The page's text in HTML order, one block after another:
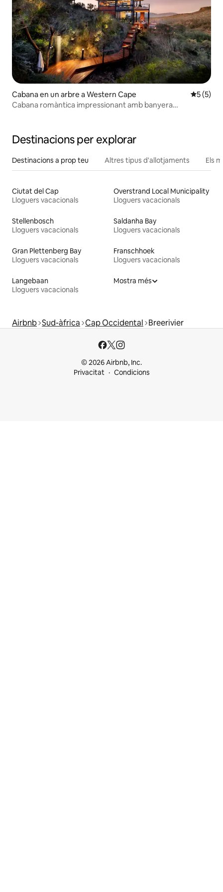
Cabana en un arbre a Western Cape 5 de
5 (5)
Cabana romàntica impressionant amb banyera
Destinacions per explorar
Destinacions a prop teu Altres tipus d'allotjaments Els
Ciutat del Cap
Lloguers vacacionals
Overstrand Local Municipality
Lloguers vacacionals
Stellenbosch
Lloguers vacacionals
Saldanha Bay
Lloguers vacacionals
Gran Plettenberg Bay
Lloguers vacacionals
Franschhoek
Lloguers vacacionals
Langebaan
Lloguers vacacionals
Mostra més
Airbnb Sud-àfrica Cap Occidental Breerivier
© 2026 Airbnb, Inc.
Privacitat
Condicions